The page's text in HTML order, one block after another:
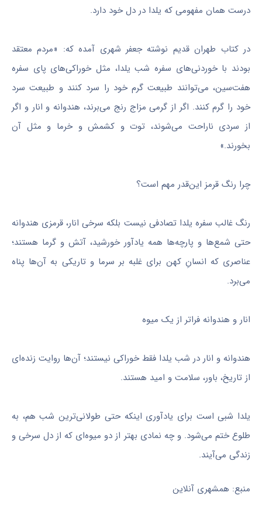
درست همان مفهومی که یلدا در دل خود دارد.
در کتاب طهران قدیم نوشته جعفر شهری آمده که: «مردم معتقد
بودند با خوردنی‌های سفره شب یلدا، مثل خوراکی‌های پای سفره
هفت‌سین، می‌توانند طبیعت گرم خود را سرد کنند و طبیعت سرد
خود را گرم کنند. اگر از گرمی مزاج رنج می‌برند، هندوانه و انار و اگر
از سردی ناراحت می‌شوند، توت و کشمش و خرما و مثل آن
بخورند.»
چرا رنگ قرمز این‌قدر مهم است؟
رنگ غالب سفره یلدا تصادفی نیست بلکه سرخی انار، قرمزی هندوانه
حتی شمع‌ها و پارچه‌ها همه یادآور خورشید، آتش و گرما هستند؛
عناصری که انسانِ کهن برای غلبه بر سرما و تاریکی به آن‌ها پناه
می‌برد.
انار و هندوانه فراتر از یک میوه
هندوانه و انار در شب یلدا فقط خوراکی نیستند؛ آن‌ها روایت زنده‌ای
از تاریخ، باور، سلامت و امید هستند.
یلدا شبی است برای یادآوری اینکه حتی طولانی‌ترین شب هم، به
طلوع ختم می‌شود. و چه نمادی بهتر از دو میوه‌ای که از دل سرخی و
زندگی می‌آیند.
منبع: همشهری آنلاین